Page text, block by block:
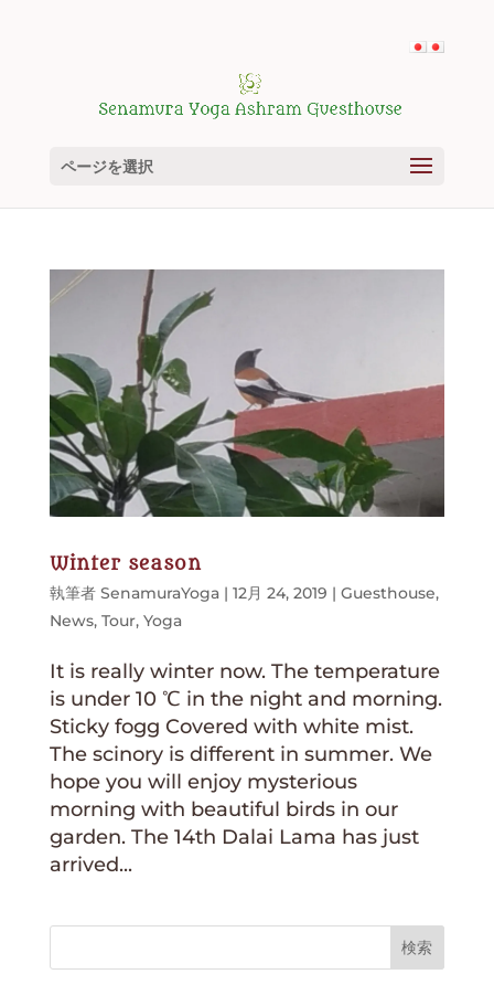
ページを選択
Winter season
執筆者 SenamuraYoga| 12月 24, 2019 | Guesthouse,
News, Tour, Yoga
It is really winter now. The temperature
is under 10 ℃ in the night and morning.
Sticky fogg Covered with white mist.
The scinory is different in summer. We
hope you will enjoy mysterious
morning with beautiful birds in our
garden. The 14th Dalai Lama has just
arrived...